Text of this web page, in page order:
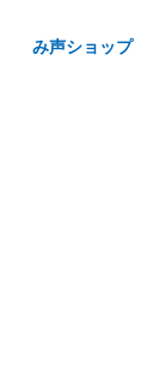
み声ショップ